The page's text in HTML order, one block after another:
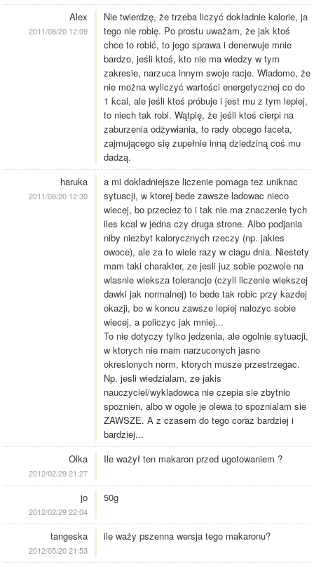
Alex
2011/08/20 12:09
Nie twierdzę, że trzeba liczyć dokładnie kalorie, ja
tego nie robię. Po prostu uważam, że jak ktoś
chce to robić, to jego sprawa i denerwuje mnie
bardzo, jeśli ktoś, kto nie ma wiedzy w tym
zakresie, narzuca innym swoje racje. Wiadomo, że
nie można wyliczyć wartości energetycznej co do
1 kcal, ale jeśli ktoś próbuje i jest mu z tym lepiej,
to niech tak robi. Wątpię, że jeśli ktoś cierpi na
zaburzenia odżywiania, to rady obcego faceta,
zajmującego się zupełnie inną dziedziną coś mu
dadzą.
haruka
2011/08/20 12:30
a mi dokladniejsze liczenie pomaga tez uniknac
sytuacji, w ktorej bede zawsze ladowac nieco
wiecej, bo przeciez to i tak nie ma znaczenie tych
iles kcal w jedna czy druga strone. Albo podjania
niby niezbyt kalorycznych rzeczy (np. jakies
owoce), ale za to wiele razy w ciagu dnia. Niestety
mam taki charakter, ze jesli juz sobie pozwole na
wlasnie wieksza tolerancje (czyli liczenie wiekszej
dawki jak normalnej) to bede tak robic przy kazdej
okazji, bo w koncu zawsze lepiej nalozyc sobie
wiecej, a policzyc jak mniej...
To nie dotyczy tylko jedzenia, ale ogolnie sytuacji,
w ktorych nie mam narzuconych jasno
okreslonych norm, ktorych musze przestrzegac.
Np. jesli wiedzialam, ze jakis
nauczyciel/wykladowca nie czepia sie zbytnio
spoznien, albo w ogole je olewa to spoznialam sie
ZAWSZE. A z czasem do tego coraz bardziej i
bardziej...
Olka
2012/02/29 21:27
Ile ważył ten makaron przed ugotowaniem ?
jo
2012/02/29 22:04
50g
tangeska
2012/05/20 21:53
ile waży pszenna wersja tego makaronu?